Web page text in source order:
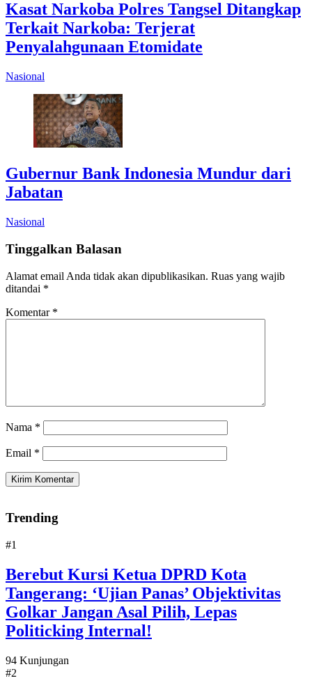
Kasat Narkoba Polres Tangsel Ditangkap
Terkait Narkoba: Terjerat
Penyalahgunaan Etomidate
Nasional
Gubernur Bank Indonesia Mundur dari
Jabatan
Nasional
Tinggalkan Balasan
Alamat email Anda tidak akan dipublikasikan. Ruas yang wajib
ditandai *
Komentar *
Nama *
Email *
Trending
#1
Berebut Kursi Ketua DPRD Kota
Tangerang: ‘Ujian Panas’ Objektivitas
Golkar Jangan Asal Pilih, Lepas
Politicking Internal!
94 Kunjungan
#2